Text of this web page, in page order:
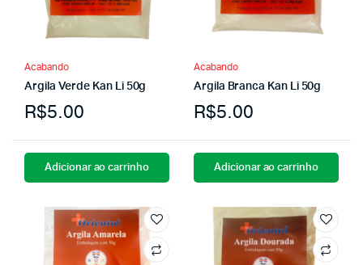
Argila Verde Kan Li 50g
R$5.00
Acabando
Adicionar ao carrinho
Argila Branca Kan Li 50g
R$5.00
Acabando
Adicionar ao carrinho